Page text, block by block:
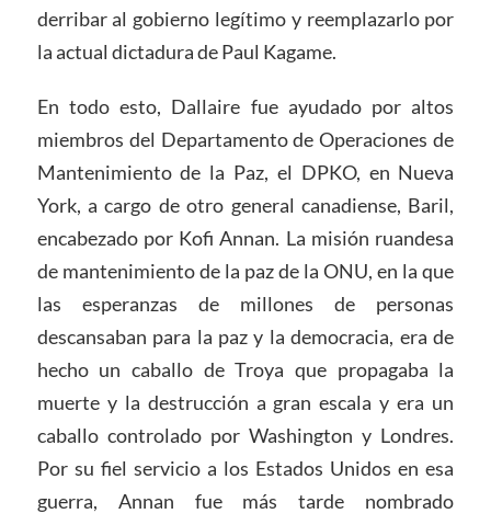
derribar al gobierno legítimo y reemplazarlo por
la actual dictadura de Paul Kagame.
En todo esto, Dallaire fue ayudado por altos
miembros del Departamento de Operaciones de
Mantenimiento de la Paz, el DPKO, en Nueva
York, a cargo de otro general canadiense, Baril,
encabezado por Kofi Annan. La misión ruandesa
de mantenimiento de la paz de la ONU, en la que
las esperanzas de millones de personas
descansaban para la paz y la democracia, era de
hecho un caballo de Troya que propagaba la
muerte y la destrucción a gran escala y era un
caballo controlado por Washington y Londres.
Por su fiel servicio a los Estados Unidos en esa
guerra, Annan fue más tarde nombrado